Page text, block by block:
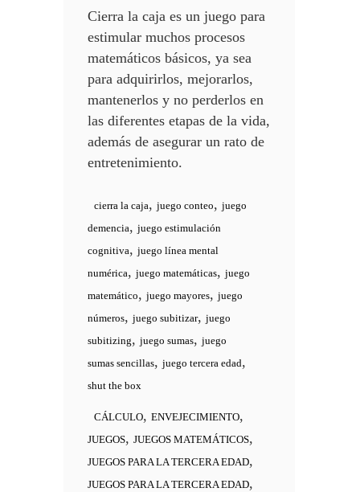
Cierra la caja es un juego para
estimular muchos procesos
matemáticos básicos, ya sea
para adquirirlos, mejorarlos,
mantenerlos y no perderlos en
las diferentes etapas de la vida,
además de asegurar un rato de
entretenimiento.
cierra la caja, juego conteo, juego
demencia, juego estimulación
cognitiva, juego línea mental
numérica, juego matemáticas, juego
matemático, juego mayores, juego
números, juego subitizar, juego
subitizing, juego sumas, juego
sumas sencillas, juego tercera edad,
shut the box
CÁLCULO, ENVEJECIMIENTO,
JUEGOS, JUEGOS MATEMÁTICOS,
JUEGOS PARA LA TERCERA EDAD,
JUEGOS PARA LA TERCERA EDAD,